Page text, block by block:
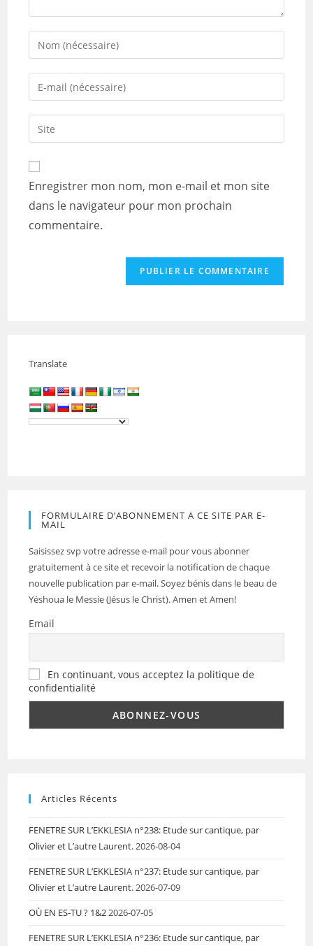
Enter
your
name
comment
Enter
your
email
address
comment
Saisir
l’URL
de
votre
site
(facultatif)
Enregistrer mon nom, mon e-mail et mon site
dans le navigateur pour mon prochain
commentaire.
Translate
FORMULAIRE D’ABONNEMENT A CE SITE PAR E-
MAIL
Saisissez svp votre adresse e-mail pour vous abonner
gratuitement à ce site et recevoir la notification de chaque
nouvelle publication par e-mail. Soyez bénis dans le beau de
Yéshoua le Messie (Jésus le Christ). Amen et Amen!
Email
En continuant, vous acceptez la politique de
confidentialité
Articles Récents
FENETRE SUR L’EKKLESIA n°238: Etude sur cantique, par
Olivier et L’autre Laurent.2026-08-04
FENETRE SUR L’EKKLESIA n°237: Etude sur cantique, par
Olivier et L’autre Laurent.2026-07-09
OÙ EN ES-TU ? 1&22026-07-05
FENETRE SUR L’EKKLESIA n°236: Etude sur cantique, par